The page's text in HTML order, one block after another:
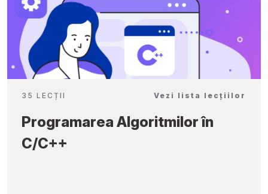
35 LECȚII Vezi lista lecțiilor
Programarea Algoritmilor în
C/C++